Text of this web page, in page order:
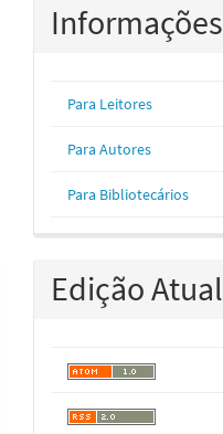
Informações
Para Leitores
Para Autores
Para Bibliotecários
Edição Atual